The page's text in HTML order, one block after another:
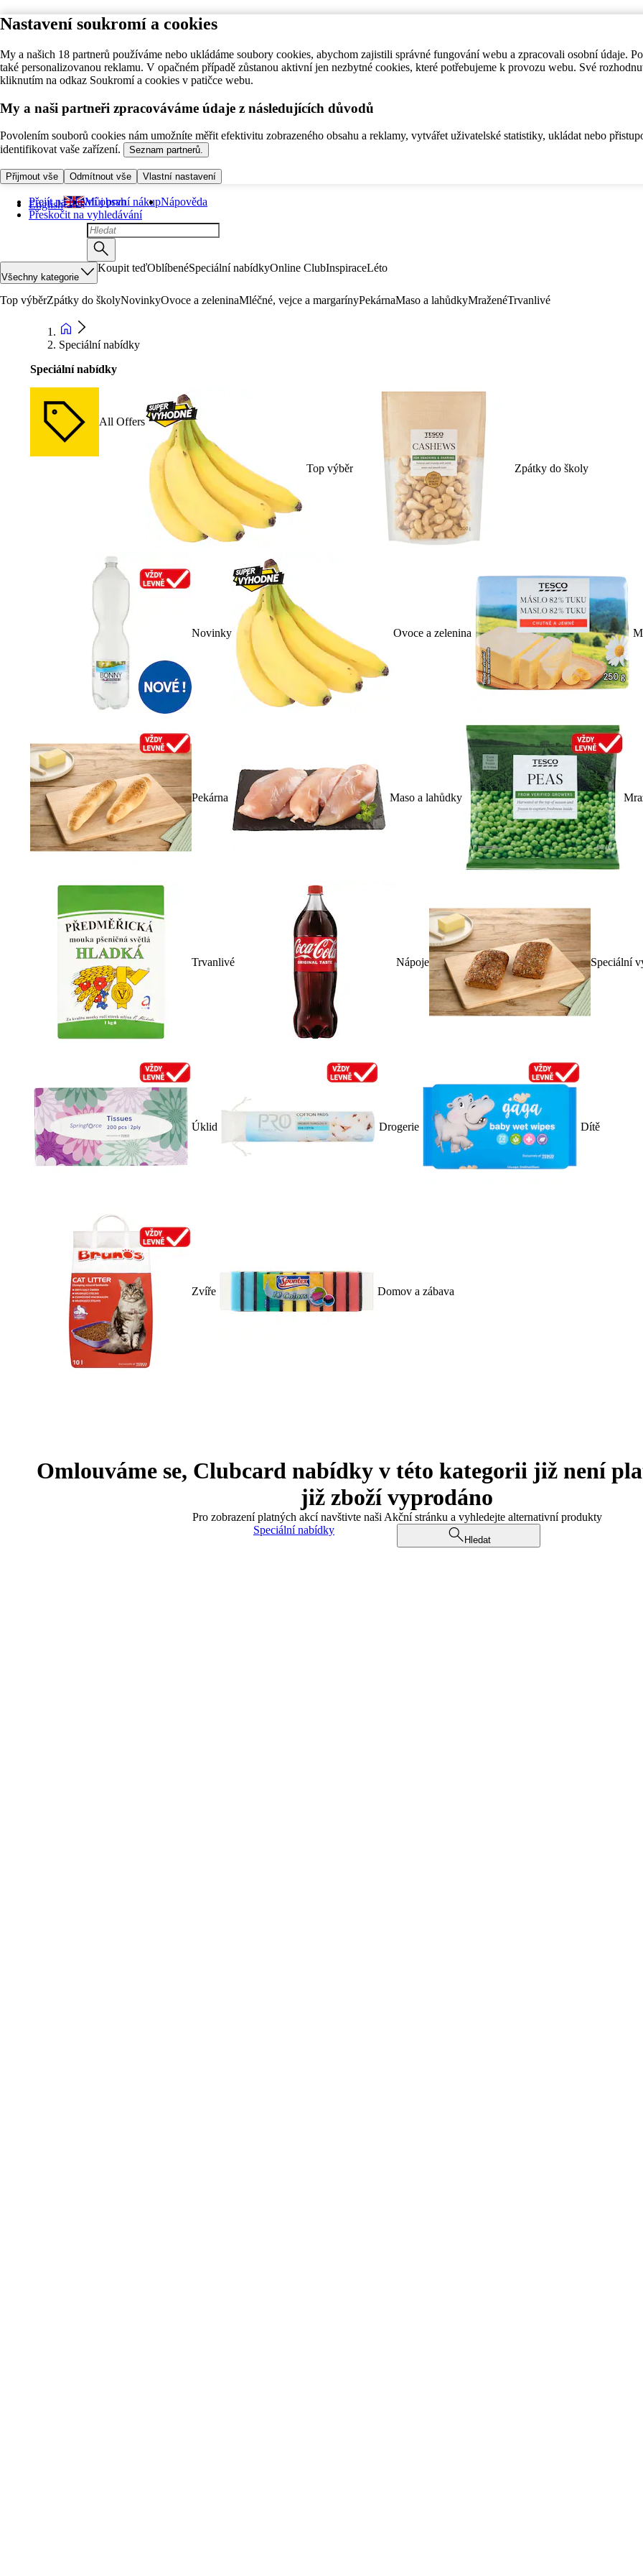
Nastavení soukromí a cookies
My a našich 18 partnerů používáme nebo ukládáme soubory cookies, abychom zajistili správné fungování webu a zpracovali osobní údaje.
také personalizovanou reklamu. V opačném případě zůstanou aktivní jen nezbytné cookies, které potřebujeme k provozu webu. Své
kliknutím na odkaz Soukromí a cookies v patičce webu.
My a naši partneři zpracováváme údaje z následujících důvodů
Povolením souborů cookies nám umožníte měřit efektivitu zobrazeného obsahu a reklamy, vytvářet uživatelské statistiky, ukládat nebo
identifikovat vaše zařízení.
Seznam partnerů.
Přijmout vše Odmítnout vše Vlastní nastavení
Přejít na hlavní obsah
Přeskočit na vyhledávání
English Můj první nákupNápověda
Všechny kategorie
Koupit teďOblíbenéSpeciální nabídkyOnline ClubInspiraceLéto
Top výběrZpátky do školyNovinkyOvoce a zeleninaMléčné, vejce a margarínyPekárnaMaso a lahůdkyMraženéTrvanlivé
Speciální nabídky
Speciální nabídky
All Offers
Top výběr Zpátky do školy
Novinky Ovoce a zelenina
Pekárna Maso a lahůdky
Trvanlivé Nápoje Speciální
Úklid Drogerie Dítě
Zvíře Domov a zábava
Omlouváme se, Clubcard nabídky v této kategorii již není
již zboží vyprodáno
Pro zobrazení platných akcí navštivte naši Akční stránku a vyhledejte alternativní produkty
Speciální nabídky
Hledat